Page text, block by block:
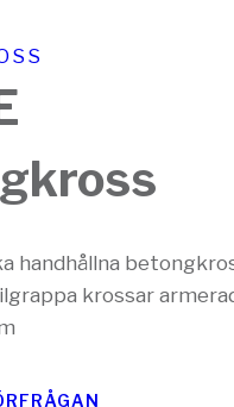
handhållna
krossar